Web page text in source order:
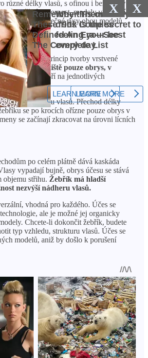
X
X
různé délky vlasů, s ofinou i bez, vlasy při
zvláštní pozornost, modely vyhovují
jsou také společné rysy obou modelů.
možnostmi je princip tvorby vrstvené
schodiště pouze obrys, v
Úrovně se tvoří na jednotlivých
plátně.
celou hmotu vlasů. Přechod délky
se po krocích ořízne pouze obrys v
se začínají zkracovat na úrovni lícních
po celém plátně dává kaskáda
vypadají bujně, obrys účesu se stává
objemu střihu. Žebřík má hladší
nezvýší nádheru vlasů.
vhodná pro každého. Účes se
ale je možné jej organicky
Chcete-li dokončit žebřík, budete
typ vzhledu, strukturu vlasů. Účes se
modelů, aniž by došlo k porušení